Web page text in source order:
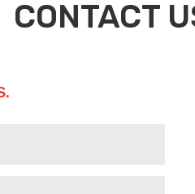
CONTACT